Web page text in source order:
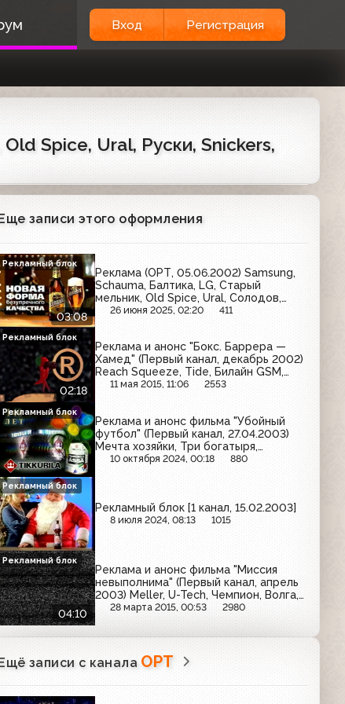
Вход Регистрация
Spice, Ural, Руски, Snickers,
записи этого оформления
03:08
Реклама (ОРТ, 05.06.2002) Samsung,
Schauma, Балтика, LG, Старый
мельник, Old Spice, Ural, Солодов,
Snickers, МТС
26 июня 2025, 02:20 411
Рекламный блок
02:18
Реклама и анонс "Бокс. Баррера —
Хамед" (Первый канал, декабрь 2002)
Reach Squeeze, Tide, Билайн GSM,
Мемория
11 мая 2015, 11:06 2553
Рекламный блок
Реклама и анонс фильма "Убойный
футбол" (Первый канал, 27.04.2003)
Мечта хозяйки, Три богатыря,
Любимый сад, Lomilan, ТНК, Быстров,
10 октября 2024, 00:18 880
Рекламный блок
Рекламный блок [1 канал, 15.02.2003]
8 июля 2024, 08:13 1015
Рекламный блок
04:10
Реклама и анонс фильма "Миссия
невыполнима" (Первый канал, апрель
2003) Meller, U-Tech, Чемпион, Волга,
Carlsberg, Invite+, LG, Gillette Slalom
28 марта 2015, 00:53 2980
Рекламный блок
записи с канала ОРТ